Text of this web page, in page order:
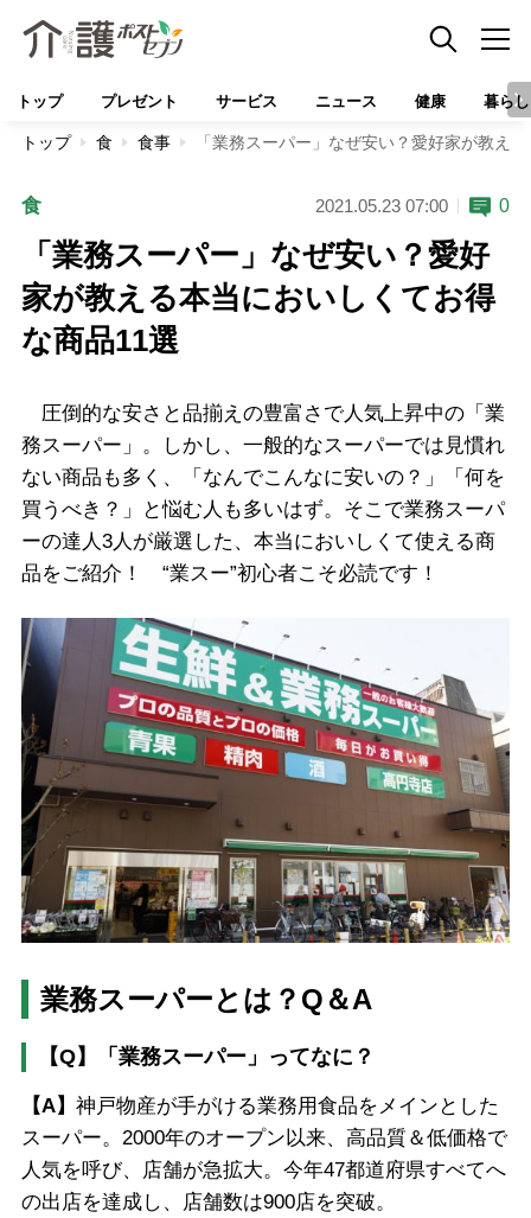
トップ プレゼント サービス ニュース 健康 暮らし
トップ 食 食事 「業務スーパー」なぜ安い？愛好家が教え
食 2021.05.23 07:00 0
「業務スーパー」なぜ安い？愛好
家が教える本当においしくてお得
な商品11選
圧倒的な安さと品揃えの豊富さで人気上昇中の「業
務スーパー」。しかし、一般的なスーパーでは見慣れ
ない商品も多く、「なんでこんなに安いの？」「何を
買うべき？」と悩む人も多いはず。そこで業務スーパ
ーの達人3人が厳選した、本当においしくて使える商
品をご紹介！ “業スー”初心者こそ必読です！
業務スーパーとは？Q＆A
【Q】「業務スーパー」ってなに？
【A】 神戸物産が手がける業務用食品をメインとした
スーパー。2000年のオープン以来、高品質＆低価格で
人気を呼び、店舗が急拡大。今年47都道府県すべてへ
の出店を達成し、店舗数は900店を突破。